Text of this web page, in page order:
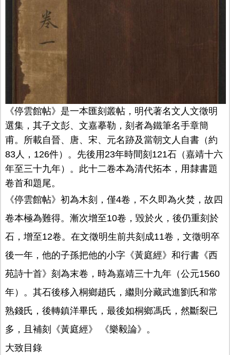
《停雲館帖》是一本匯刻叢帖，明代著名文人文徵明
選集，其子文彭、文嘉摹勒，刻者為鐵筆名手章簡
甫。所載自晉、唐、宋、元名跡及當朝文人自書（約
83人，126件）。先後用23年時間刻121石（嘉靖十六
年至三十九年）。此十二卷本為清代拓本，用隸書題
卷首和題尾。
《停雲館帖》初為木刻，僅4卷，不久即為火焚，故四
卷本極為難得。漸次增至10卷，毀於火，後仍重刻於
石，增至12卷。在文徵明生前共刻成11卷，文徵明卒
後一年，他的子孫把他的小字《黃庭經》和行書《西
苑詩十首》刻為末卷，時為嘉靖三十九年（公元1560
年）。其石後移入桐鄉趙氏，繼則分藏武進劉氏和常
熟錢氏，後轉鎮洋畢氏，最後如桐鄉馮氏，然斷裂已
多，且補刻《黃庭經》 《樂毅論》。
大致目錄